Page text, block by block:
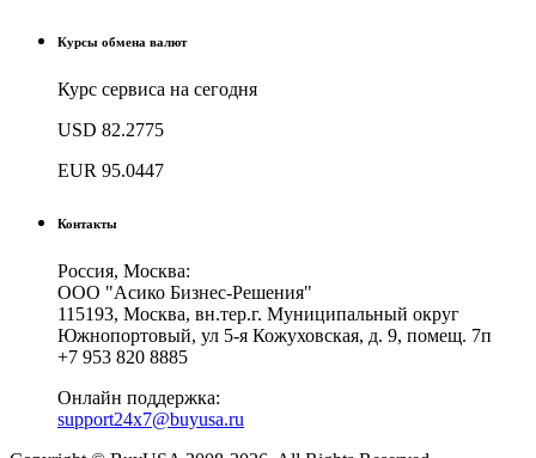
Курсы обмена валют
Курс сервиса на сегодня
USD 82.2775
EUR 95.0447
Контакты
Россия, Москва:
ООО "Асико Бизнес-Решения"
115193, Москва, вн.тер.г. Муниципальный округ
Южнопортовый, ул 5-я Кожуховская, д. 9, помещ. 7п
+7 953 820 8885
Онлайн поддержка:
support24x7@buyusa.ru